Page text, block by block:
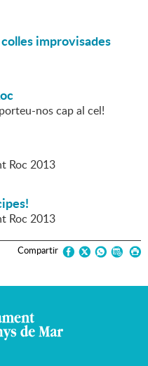
improvisades
nos cap al cel!
Roc 2013
Roc 2013
Compartir